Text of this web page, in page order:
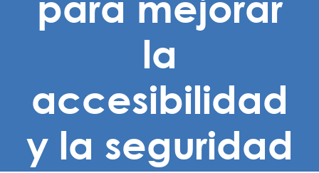
la
accesibilidad
y la seguridad